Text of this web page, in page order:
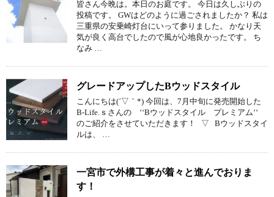
皆さん今晩は。本日のお庭です。 今日は久しぶりの
投稿です。 GWはどのように過ごされましたか？ 私は
三重県の安乗崎灯台にいって参りました。 かなり天
気が良く高台でしたので風が心地良かったです。 ち
なみ …
グレードアップしたBウッドスタイル
こんにちは(´▽｀*) 今回は、7月中旬に発売開始した
B-Life.ｓさんの ‘‘Bウッドスタイル プレミアム‘‘
のご紹介をさせていただきます！ ▽ Bウッドスタイ
ルは、 …
一宮市で外構工事が着々と進んでおりま
す！